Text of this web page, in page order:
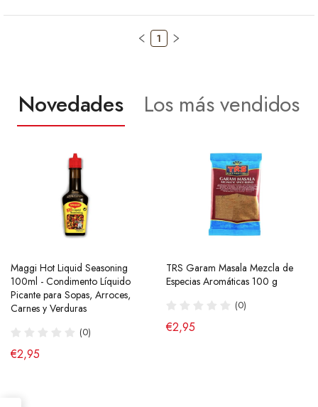
1
Novedades Los más vendidos
Maggi Hot Liquid Seasoning
100ml - Condimento Líquido
Picante para Sopas, Arroces,
Carnes y Verduras
(0)
€2,95
TRS Garam Masala Mezcla de
Especias Aromáticas 100 g
(0)
€2,95
Ramen Buldak Carbonara
Coreano (Halal) 130g SamYang
(40)
Salsa de Chili Crujiente 210g
Laoganma
(43)
€4,95